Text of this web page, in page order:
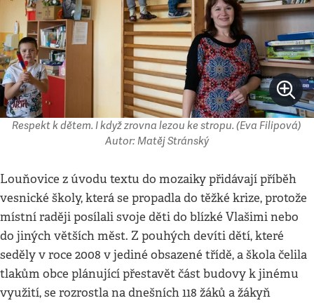
Respekt k dětem. I když zrovna lezou ke stropu. (Eva Filipová)
Autor: Matěj Stránský
Louňovice z úvodu textu do mozaiky přidávají příběh
vesnické školy, která se propadla do těžké krize, protože
místní raději posílali svoje děti do blízké Vlašimi nebo
do jiných větších měst. Z pouhých devíti dětí, které
seděly v roce 2008 v jediné obsazené třídě, a škola čelila
tlakům obce plánující přestavět část budovy k jinému
využití, se rozrostla na dnešních 118 žáků a žákyň